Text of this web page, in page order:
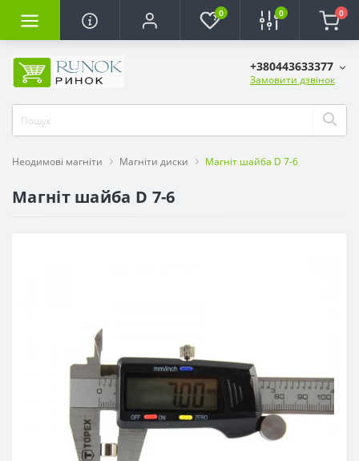
0 0 0
+380443633377
Замовити дзвінок
Неодимові магніти Магніти диски Магніт шайба D 7-6
Магніт шайба D 7-6